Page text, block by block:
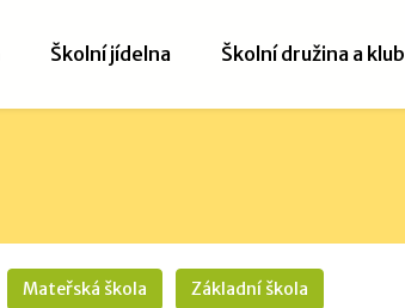
Školní jídelna Školní družina a klub
Mateřská škola Základní škola